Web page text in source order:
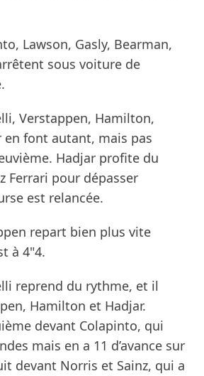
Lawson, Gasly, Bearman,
sous voiture de
Verstappen, Hamilton,
en font autant, mais pas
Hadjar profite du
Ferrari pour dépasser
est relancée.
repart bien plus vite
à 4"4.
reprend du rythme, et il
Hamilton et Hadjar.
devant Colapinto, qui
mais en a 11 d’avance sur
devant Norris et Sainz, qui a